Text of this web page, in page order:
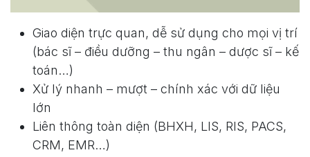
Giao diện trực quan, dễ sử dụng cho mọi vị trí
(bác sĩ – điều dưỡng – thu ngân – dược sĩ – kế
toán…)
Xử lý nhanh – mượt – chính xác với dữ liệu
lớn
Liên thông toàn diện (BHXH, LIS, RIS, PACS,
CRM, EMR…)